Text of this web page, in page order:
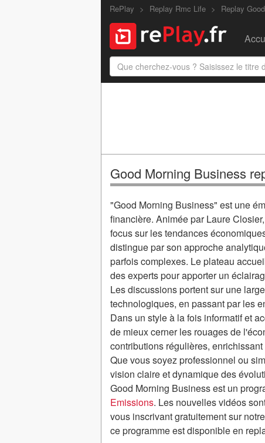
RePlay Replay Rmc Life Replay
Good Morning Business
"Good Morning Business" est une
financière. Animée par Laure
focus sur les tendances
distingue par son approche
parfois complexes. Le plateau
des experts pour apporter un
Les discussions portent sur une
technologiques, en passant par les
Dans un style à la fois informatif et
de mieux cerner les rouages de
contributions régulières,
Que vous soyez professionnel ou
vision claire et dynamique des
Good Morning Business est un
Emissions. Les nouvelles vidéos
vous inscrivant gratuitement sur
ce programme est disponible en